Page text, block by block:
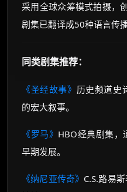
采用全球众筹模式拍摄，
剧集已翻译成50种语言传播
同类剧集推荐：
《圣经故事》 历史频道史
的宏大叙事。
《罗马》 HBO经典剧集，
早期发展。
《纳尼亚传奇》 C.S.路易